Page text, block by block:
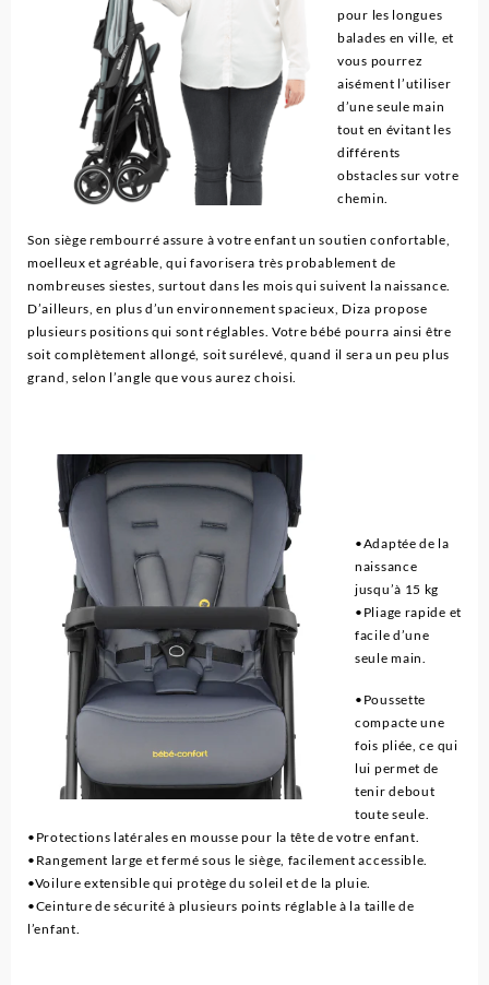
pour les longues
balades en ville, et
vous pourrez
aisément l’utiliser
d’une seule main
tout en évitant les
différents
obstacles sur votre
chemin.
Son siège rembourré assure à votre enfant un soutien confortable,
moelleux et agréable, qui favorisera très probablement de
nombreuses siestes, surtout dans les mois qui suivent la naissance.
D’ailleurs, en plus d’un environnement spacieux, Diza propose
plusieurs positions qui sont réglables. Votre bébé pourra ainsi être
soit complètement allongé, soit surélevé, quand il sera un peu plus
grand, selon l’angle que vous aurez choisi.
•Adaptée de la
naissance
jusqu’à 15 kg
•Pliage rapide et
facile d’une
seule main.
•Poussette
compacte une
fois pliée, ce qui
lui permet de
tenir debout
toute seule.
•Protections latérales en mousse pour la tête de votre enfant.
•Rangement large et fermé sous le siège, facilement accessible.
•Voilure extensible qui protège du soleil et de la pluie.
•Ceinture de sécurité à plusieurs points réglable à la taille de
l’enfant.